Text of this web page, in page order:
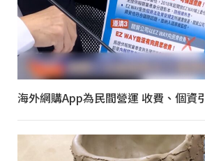
海外網購App為民間營運 收費、個資